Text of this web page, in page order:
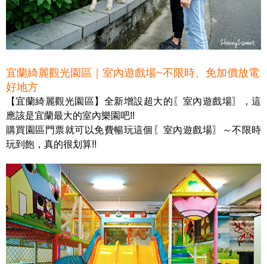
宜蘭綺麗觀光園區｜室內遊戲場~不限時、免加價放電
好地方
【宜蘭綺麗觀光園區】全新增設超大的〖室內遊戲場〗，這
應該是宜蘭最大的室內樂園吧!!
購買園區門票就可以免費暢玩這個〖室內遊戲場〗～不限時
玩到飽，真的很划算!!